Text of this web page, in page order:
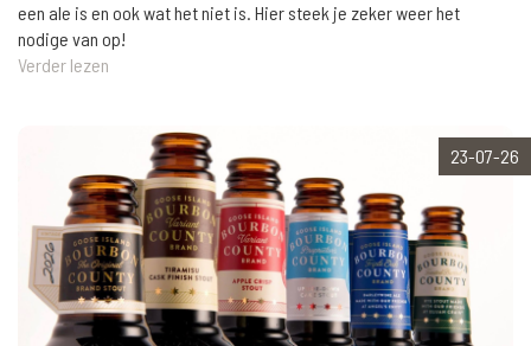
een ale is en ook wat het niet is. Hier steek je zeker weer het
nodige van op!
Verder lezen
23-07-26